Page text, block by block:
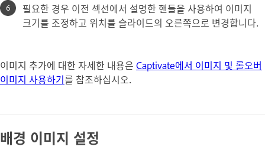
필요한 경우 이전 섹션에서 설명한 핸들을 사용하여 이미지
크기를 조정하고 위치를 슬라이드의 오른쪽으로 변경합니다.
이미지 추가에 대한 자세한 내용은 Captivate에서 이미지 및 롤오버
이미지 사용하기를 참조하십시오.
배경 이미지 설정